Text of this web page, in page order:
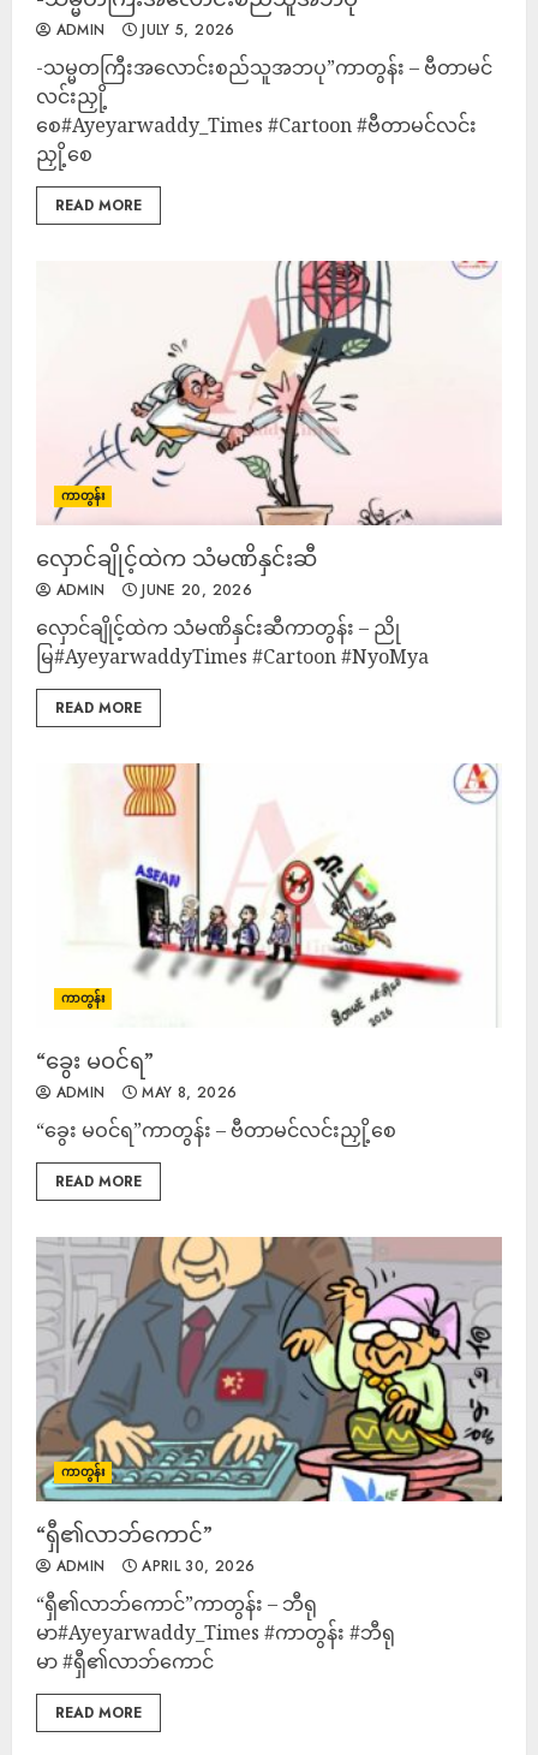
ADMIN JULY 5, 2026
-သမ္မတကြီးအလောင်းစည်သူအဘပု”ကာတွန်း – ဗီတာမင်
လင်းညှို့
စေ#Ayeyarwaddy_Times #Cartoon #ဗီတာမင်လင်း
ညှို့စေ
READ MORE
ကာတွန်း
လှောင်ချိုင့်ထဲက သံမဏိနှင်းဆီ
ADMIN JUNE 20, 2026
လှောင်ချိုင့်ထဲက သံမဏိနှင်းဆီကာတွန်း – ညို
မြ#AyeyarwaddyTimes #Cartoon #NyoMya
READ MORE
ကာတွန်း
“ခွေး မဝင်ရ”
ADMIN MAY 8, 2026
“ခွေး မဝင်ရ”ကာတွန်း – ဗီတာမင်လင်းညှို့စေ
READ MORE
ကာတွန်း
“ရှီ၏လာဘ်ကောင်”
ADMIN APRIL 30, 2026
“ရှီ၏လာဘ်ကောင်”ကာတွန်း – ဘီရု
မာ#Ayeyarwaddy_Times #ကာတွန်း #ဘီရု
မာ #ရှီ၏လာဘ်ကောင်
READ MORE